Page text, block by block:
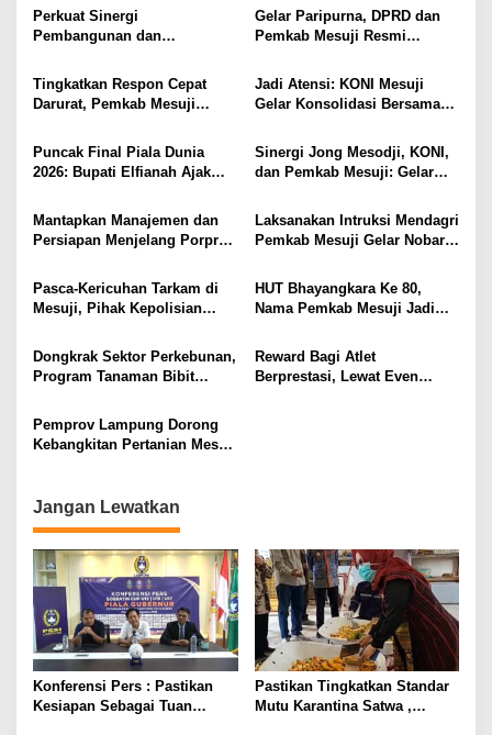
p
o
s
Tiga Venue Pelaksanaan
Soeratin Cup Piala Gubernur
Lampung
Langsung Instalasi
Pengolahan Pangan PT
Biomedika Nusantara Indah
Perkuat Sinergi
Pembangunan dan
DPRD Mesuji Gelar Rakor
Forkopimda
Gelar Paripurna, DPRD dan
Pemkab Mesuji Resmi
Pertanggungjawaban APBD
2025
Tingkatkan Respon Cepat
Darurat, Pemkab Mesuji
Layanan Nomor Tunggal 112
Jadi Atensi: KONI Mesuji
Gelar Konsolidasi Bersama
Rehab Gedung Olahraga,
Sarana Training Center Para
Puncak Final Piala Dunia
2026: Bupati Elfianah Ajak
Sinergi Jong Mesodji, KONI,
dan Pemkab Mesuji: Gelar
Piala Dunia 2026, Panggung
Hiburan Menyatukan
Mantapkan Manajemen dan
Persiapan Menjelang Porprov
Mesuji Pastikan Siap Berikan
Suport Penuh Cabor – Atlet
Berprestasi
Laksanakan Intruksi Mendagri
Pemkab Mesuji Gelar Nobar
bersama Bupati Mesuji
​Pasca-Kericuhan Tarkam di
Mesuji, Pihak Kepolisian
Sepakat Terapkan Aturan
Disiplin Ketat
HUT Bhayangkara Ke 80,
Nama Pemkab Mesuji Jadi
Siap Berpartisipasi Di Liga
Mini Soccer Kapolda Cup
Lampung, Berikut Data Para
Dongkrak Sektor Perkebunan,
Program Tanaman Bibit
Hektar Untuk Lahan Petani
Mesuji
Reward Bagi Atlet
Berprestasi, Lewat Even
Pemprov Lampung Dorong
Kebangkitan Pertanian Mesuji
Jangan Lewatkan
Konferensi Pers : Pastikan
Kesiapan Sebagai Tuan
Pastikan Tingkatkan Standar
Mutu Karantina Satwa ,